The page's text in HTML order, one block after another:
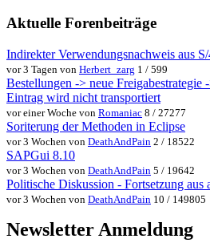
Aktuelle Forenbeiträge
Indirekter Verwendungsnachweis aus
vor 3 Tagen von Herbert_zarg 1 / 599
Bestellungen -> neue Freigabestrategie
Eintrag wird nicht transportiert
vor einer Woche von Romaniac 8 / 27277
Soriterung der Methoden in Eclipse
vor 3 Wochen von DeathAndPain 2 / 18522
SAPGui 8.10
vor 3 Wochen von DeathAndPain 5 / 19642
Politische Diskussion - Fortsetzung aus
vor 3 Wochen von DeathAndPain 10 / 149805
Newsletter Anmeldung